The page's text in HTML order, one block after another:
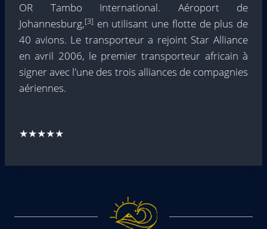
OR Tambo International. Aéroport de
Johannesburg,[3] en utilisant une flotte de plus de
40 avions. Le transporteur a rejoint Star Alliance
en avril 2006, le premier transporteur africain à
signer avec l'une des trois alliances de compagnies
aériennes.
★★★★★